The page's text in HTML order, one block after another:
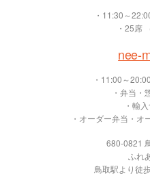
・11:30～
・25席
nee-
・11:00～
・弁当・
・輸
・オーダー弁当・オ
680-0821
ふれ
鳥取駅より徒